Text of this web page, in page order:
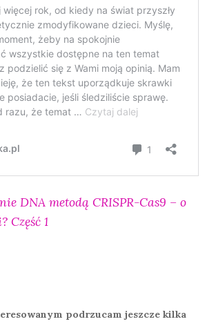
DNA metodą CRISPR-Cas9 – o
Część 1
podrzucam jeszcze kilka